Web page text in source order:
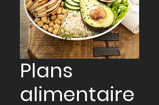
Plans
alimentaire